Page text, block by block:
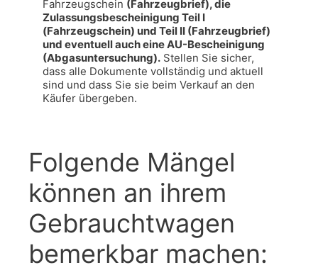
Fahrzeugschein (Fahrzeugbrief), die
Zulassungsbescheinigung Teil I
(Fahrzeugschein) und Teil II (Fahrzeugbrief)
und eventuell auch eine AU-Bescheinigung
(Abgasuntersuchung). Stellen Sie sicher,
dass alle Dokumente vollständig und aktuell
sind und dass Sie sie beim Verkauf an den
Käufer übergeben.
Folgende Mängel
können an ihrem
Gebrauchtwagen
bemerkbar machen: